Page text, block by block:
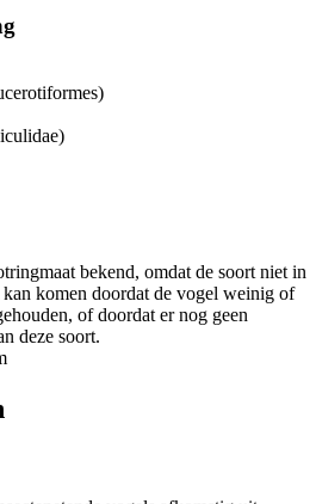
bekend, omdat de soort niet in
komen doordat de vogel weinig of
of doordat er nog geen
deze soort.